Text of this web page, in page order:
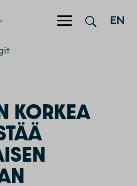
Hyppää sisältöön EN
KORKEA